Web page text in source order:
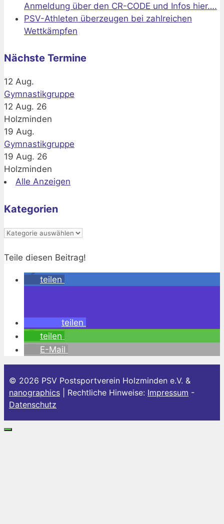
Anmeldung über den CR-CODE und Infos hier….
PSV-Athleten überzeugen bei zahlreichen
Wettkämpfen
Nächste Termine
12 Aug.
Gymnastikgruppe
12 Aug. 26
Holzminden
19 Aug.
Gymnastikgruppe
19 Aug. 26
Holzminden
Alle Anzeigen
Kategorien
Kategorien
Teile diesen Beitrag!
teilen
teilen
teilen
E-Mail
© 2026 PSV Postsportverein Holzminden e.V. &
nanographics | Rechtliche Hinweise: Impressum -
Datenschutz
Schließen